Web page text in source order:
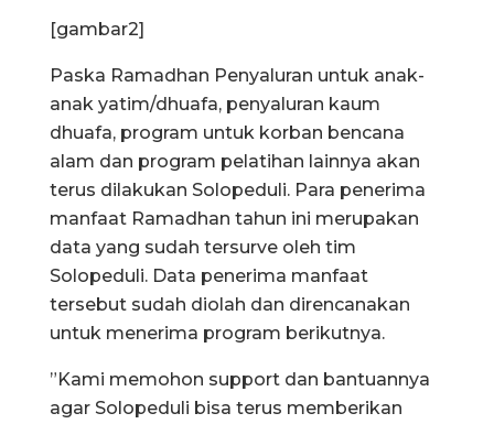
[gambar2]
Paska Ramadhan Penyaluran untuk anak-
anak yatim/dhuafa, penyaluran kaum
dhuafa, program untuk korban bencana
alam dan program pelatihan lainnya akan
terus dilakukan Solopeduli. Para penerima
manfaat Ramadhan tahun ini merupakan
data yang sudah tersurve oleh tim
Solopeduli. Data penerima manfaat
tersebut sudah diolah dan direncanakan
untuk menerima program berikutnya.
”Kami memohon support dan bantuannya
agar Solopeduli bisa terus memberikan